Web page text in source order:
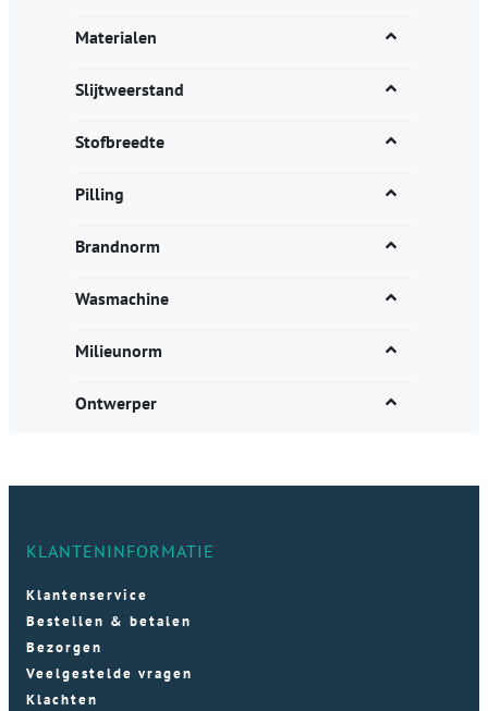
Materialen
Slijtweerstand
Stofbreedte
Pilling
Brandnorm
Wasmachine
Milieunorm
Ontwerper
KLANTENINFORMATIE
Klantenservice
Bestellen & betalen
Bezorgen
Veelgestelde vragen
Klachten